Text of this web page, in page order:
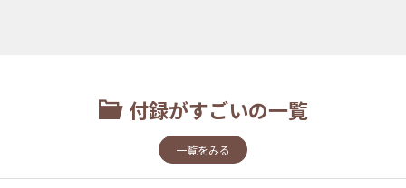
付録がすごいの一覧
一覧をみる